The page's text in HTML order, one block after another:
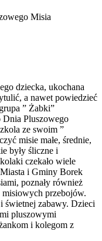
Misia
dziecka, ukochana
a nawet powiedzieć
” Żabki”
Dnia Pluszowego
ze swoim ”
misie małe, średnie,
były śliczne i
czekało wiele
i Gminy Borek
poznały również
misiowych przebojów.
świetnej zabawy. Dzieci
pluszowymi
i kolegom z